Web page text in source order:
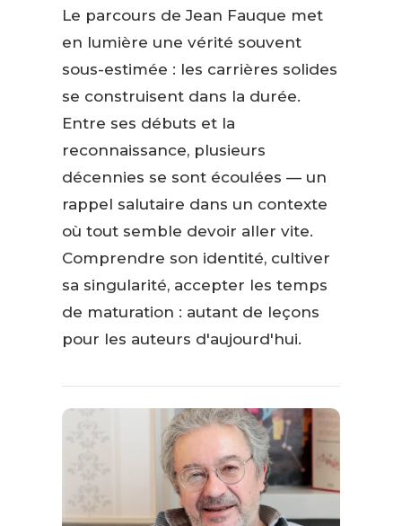
Le parcours de Jean Fauque met
en lumière une vérité souvent
sous-estimée : les carrières solides
se construisent dans la durée.
Entre ses débuts et la
reconnaissance, plusieurs
décennies se sont écoulées — un
rappel salutaire dans un contexte
où tout semble devoir aller vite.
Comprendre son identité, cultiver
sa singularité, accepter les temps
de maturation : autant de leçons
pour les auteurs d'aujourd'hui.